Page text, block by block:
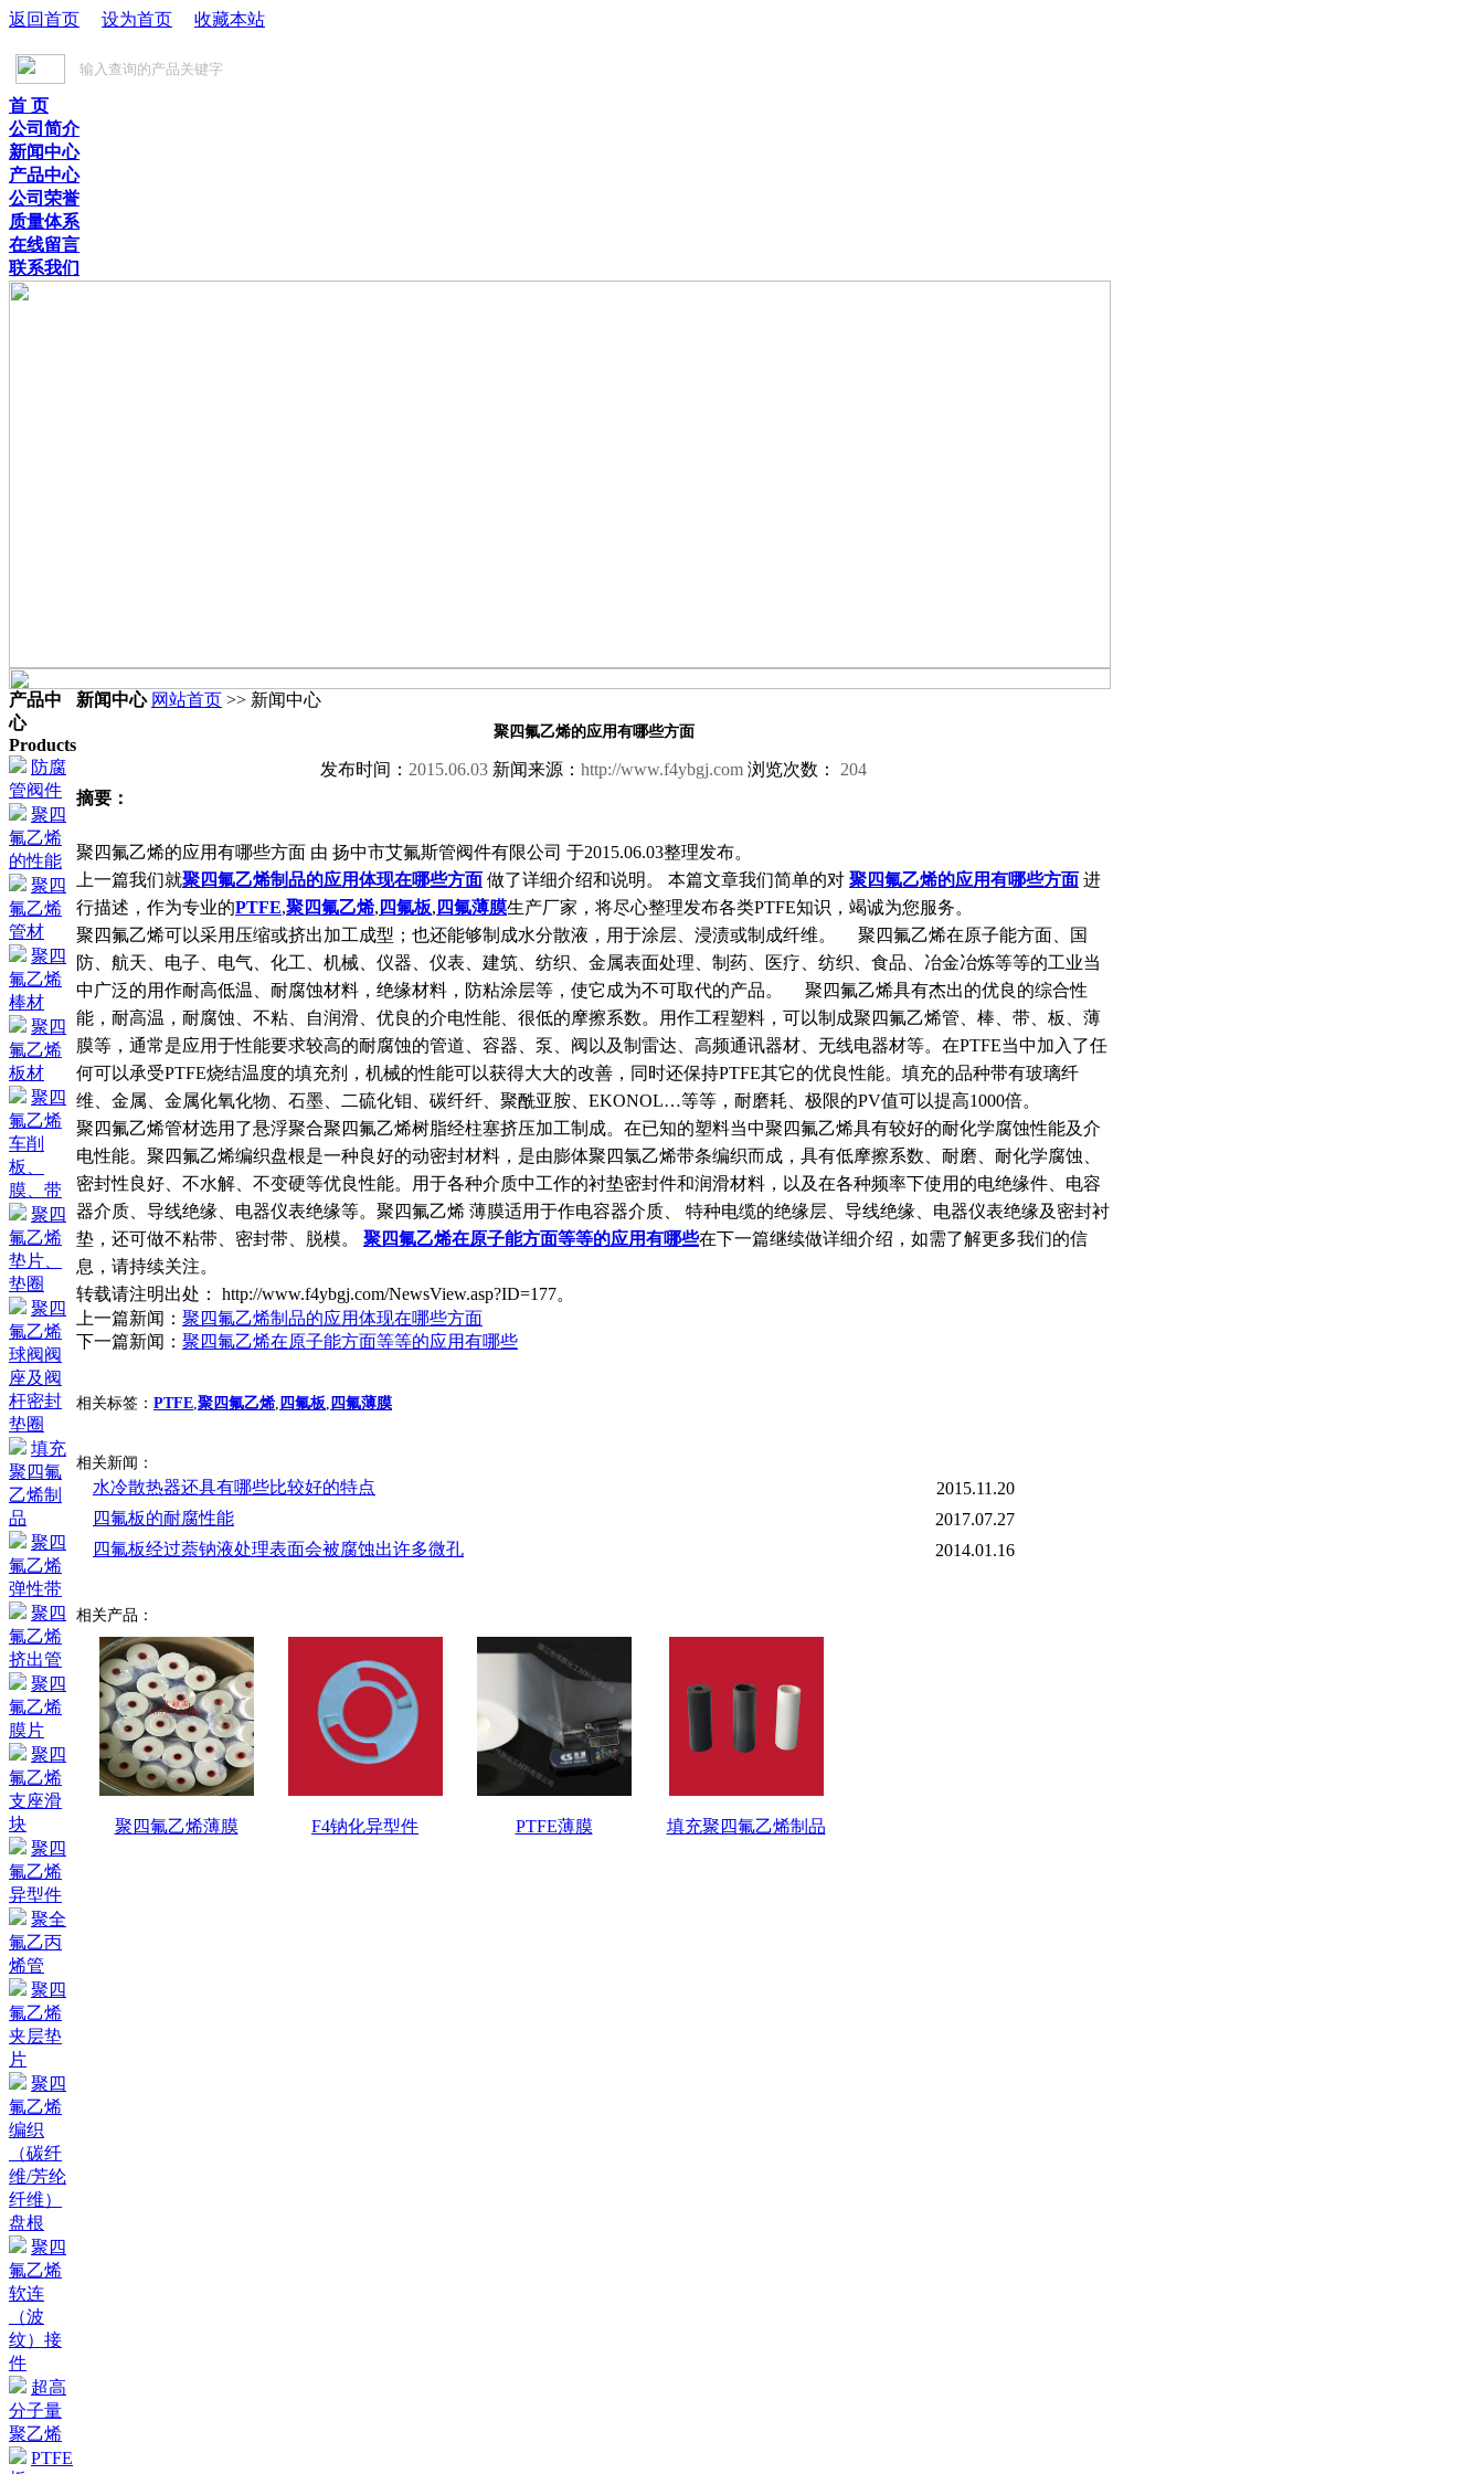
返回首页 设为首页 收藏本站
首 页
公司简介
新闻中心
产品中心
公司荣誉
质量体系
在线留言
联系我们
产品中
心
Products
防腐
管阀件
聚四
氟乙烯
的性能
聚四
氟乙烯
管材
聚四
氟乙烯
棒材
聚四
氟乙烯
板材
聚四
氟乙烯
车削
板、
膜、带
聚四
氟乙烯
垫片、
垫圈
聚四
氟乙烯
球阀阀
座及阀
杆密封
垫圈
填充
聚四氟
乙烯制
品
聚四
氟乙烯
弹性带
聚四
氟乙烯
挤出管
聚四
氟乙烯
膜片
聚四
氟乙烯
支座滑
块
聚四
氟乙烯
异型件
聚全
氟乙丙
烯管
聚四
氟乙烯
夹层垫
片
聚四
氟乙烯
编织
（碳纤
维/芳纶
纤维）
盘根
聚四
氟乙烯
软连
（波
纹）接
件
超高
分子量
聚乙烯
PTFE
新闻中心 网站首页 >> 新闻中心
聚四氟乙烯的应用有哪些方面
发布时间： 2015.06.03 新闻来源： http://www.f4ybgj.com 浏览次数：
204
摘要：
聚四氟乙烯的应用有哪些方面 由 扬中市艾氟斯管阀件有限公司 于2015.06.03整理发布。
上一篇我们就聚四氟乙烯制品的应用体现在哪些方面 做了详细介绍和说明。 本篇文章我们简单的对 聚四氟乙烯的应用有哪些方面 进
行描述，作为专业的PTFE,聚四氟乙烯, 四氟板, 四氟薄膜生产厂家，将尽心整理发布各类PTFE知识，竭诚为您服务。
聚四氟乙烯可以采用压缩或挤出加工成型；也还能够制成水分散液，用于涂层、浸渍或制成纤维。 聚四氟乙烯在原子能方面、国
防、航天、电子、电气、化工、机械、仪器、仪表、建筑、纺织、金属表面处理、制药、医疗、纺织、食品、冶金冶炼等等的工业当
中广泛的用作耐高低温、耐腐蚀材料，绝缘材料，防粘涂层等，使它成为不可取代的产品。 聚四氟乙烯具有杰出的优良的综合性
能，耐高温，耐腐蚀、不粘、自润滑、优良的介电性能、很低的摩擦系数。用作工程塑料，可以制成聚四氟乙烯管、棒、带、板、薄
膜等，通常是应用于性能要求较高的耐腐蚀的管道、容器、泵、阀以及制雷达、高频通讯器材、无线电器材等。在PTFE当中加入了任
何可以承受PTFE烧结温度的填充剂，机械的性能可以获得大大的改善，同时还保持PTFE其它的优良性能。填充的品种带有玻璃纤
维、金属、金属化氧化物、石墨、二硫化钼、碳纤纤、聚酰亚胺、EKONOL…等等，耐磨耗、极限的PV值可以提高1000倍。
聚四氟乙烯管材选用了悬浮聚合聚四氟乙烯树脂经柱塞挤压加工制成。在已知的塑料当中聚四氟乙烯具有较好的耐化学腐蚀性能及介
电性能。聚四氟乙烯编织盘根是一种良好的动密封材料，是由膨体聚四氯乙烯带条编织而成，具有低摩擦系数、耐磨、耐化学腐蚀、
密封性良好、不水解、不变硬等优良性能。用于各种介质中工作的衬垫密封件和润滑材料，以及在各种频率下使用的电绝缘件、电容
器介质、导线绝缘、电器仪表绝缘等。聚四氟乙烯 薄膜适用于作电容器介质、 特种电缆的绝缘层、导线绝缘、电器仪表绝缘及密封衬
垫，还可做不粘带、密封带、脱模。 聚四氟乙烯在原子能方面等等的应用有哪些在下一篇继续做详细介绍，如需了解更多我们的信
息，请持续关注。
转载请注明出处： http://www.f4ybgj.com/NewsView.asp?ID=177。
上一篇新闻： 聚四氟乙烯制品的应用体现在哪些方面
下一篇新闻： 聚四氟乙烯在原子能方面等等的应用有哪些
相关标签： PTFE 聚四氟乙烯, 四氟板 四氟薄膜
相关新闻：
水冷散热器还具有哪些比较好的特点
2015.11.20
四氟板的耐腐性能
2017.07.27
四氟板经过萘钠液处理表面会被腐蚀出许多微孔
2014.01.16
相关产品：
聚四氟乙烯薄膜 F4钠化异型件 PTFE薄膜 填充聚四氟乙烯制品